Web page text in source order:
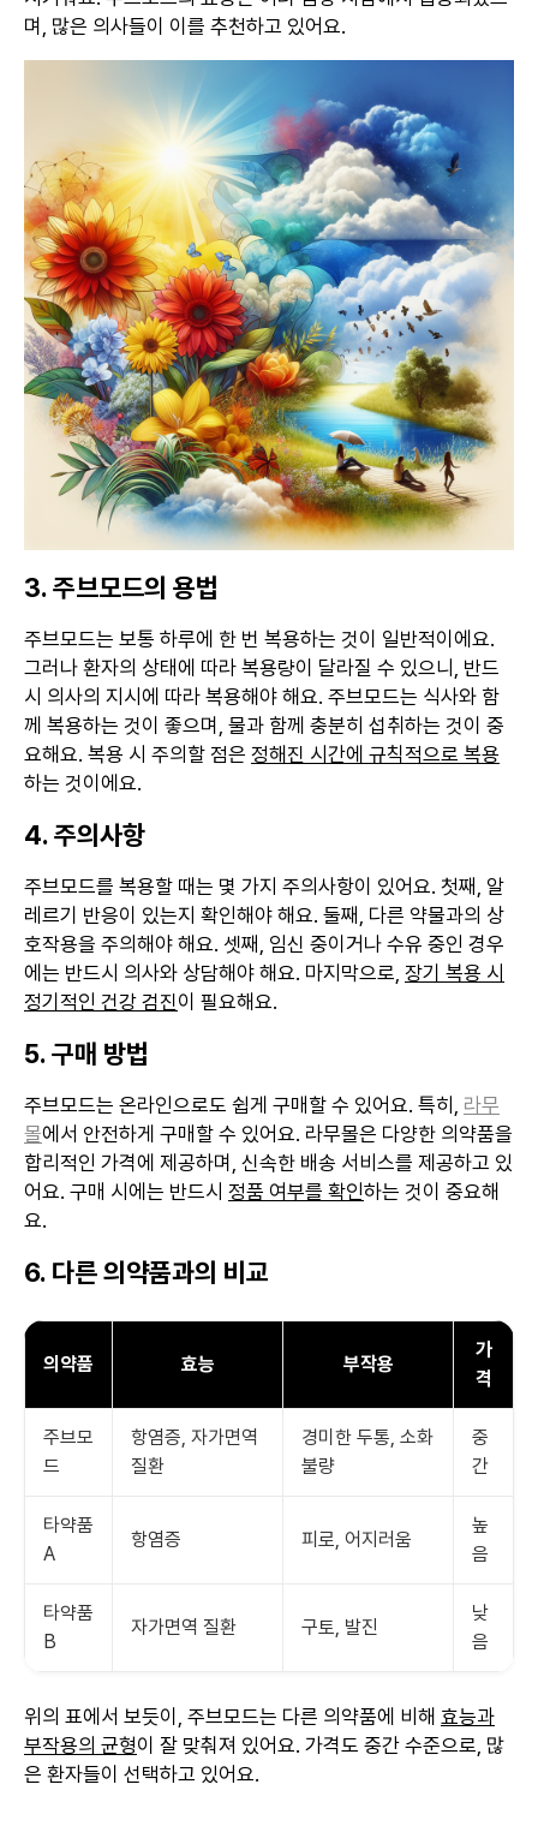
며, 많은 의사들이 이를 추천하고 있어요.
3. 주브모드의 용법
주브모드는 보통 하루에 한 번 복용하는 것이 일반적이에요.
그러나 환자의 상태에 따라 복용량이 달라질 수 있으니, 반드
시 의사의 지시에 따라 복용해야 해요. 주브모드는 식사와 함
께 복용하는 것이 좋으며, 물과 함께 충분히 섭취하는 것이 중
요해요. 복용 시 주의할 점은 정해진 시간에 규칙적으로 복용
하는 것이에요.
4. 주의사항
주브모드를 복용할 때는 몇 가지 주의사항이 있어요. 첫째, 알
레르기 반응이 있는지 확인해야 해요. 둘째, 다른 약물과의 상
호작용을 주의해야 해요. 셋째, 임신 중이거나 수유 중인 경우
에는 반드시 의사와 상담해야 해요. 마지막으로, 장기 복용 시
정기적인 건강 검진이 필요해요.
5. 구매 방법
주브모드는 온라인으로도 쉽게 구매할 수 있어요. 특히, 라무
몰에서 안전하게 구매할 수 있어요. 라무몰은 다양한 의약품을
합리적인 가격에 제공하며, 신속한 배송 서비스를 제공하고 있
어요. 구매 시에는 반드시 정품 여부를 확인하는 것이 중요해
요.
6. 다른 의약품과의 비교
의약품 효능 부작용
가
격
주브모
드
항염증, 자가면역
질환
경미한 두통, 소화
불량
중
간
타약품
A
항염증 피로, 어지러움
높
음
타약품
B
자가면역 질환 구토, 발진
낮
음
위의 표에서 보듯이, 주브모드는 다른 의약품에 비해 효능과
부작용의 균형이 잘 맞춰져 있어요. 가격도 중간 수준으로, 많
은 환자들이 선택하고 있어요.